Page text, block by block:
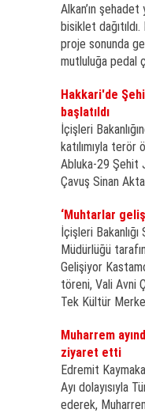
Alkan’ın
bisiklet
proje sonunda
mutluluğa pedal
Hakkari'de
başlatıldı
İçişleri
katılımıyla terör
Abluka-29 Şehit
Çavuş Sinan
‘Muhtarlar
İçişleri
Müdürlüğü
Gelişiyor
töreni, Vali Avni
Tek Kültür
Muharrem
ziyaret etti
Edremit
Ayı dolayısıyla
ederek,